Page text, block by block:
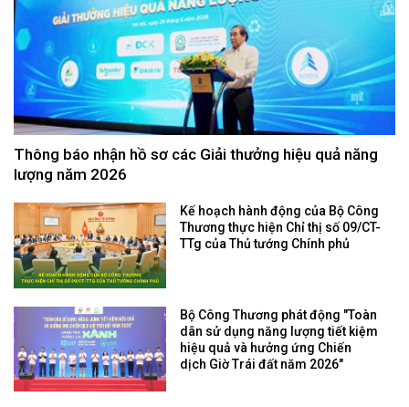
Thông báo nhận hồ sơ các Giải thưởng hiệu quả năng
lượng năm 2026
Kế hoạch hành động của Bộ Công
Thương thực hiện Chỉ thị số 09/CT-
TTg của Thủ tướng Chính phủ
Bộ Công Thương phát động "Toàn
dân sử dụng năng lượng tiết kiệm
hiệu quả và hưởng ứng Chiến
dịch Giờ Trái đất năm 2026"